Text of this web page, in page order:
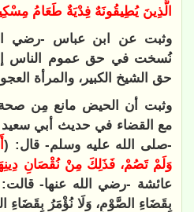
الَّذِينَ يُطِيقُونَهٌ فِدْيَةٌ طَعَامُ
وثبت عن ابن عباس -رضي
نُسخت في حق عموم الناس
حق الشيخ الكبير، والمرأة
وثبت أن الحيض مانع مِن
مع القضاء في حديث أبي سعيد
-صلى الله عليه وسلم- قال: (
وَلَمْ تَصُمْ، فَذَلِكَ مِنْ نُقْصَانِ
عائشة -رضي الله عنها-
بِقَضَاءِ الصَّوْمِ، وَلَا نُؤْمَرُ بِقَضَاءِ